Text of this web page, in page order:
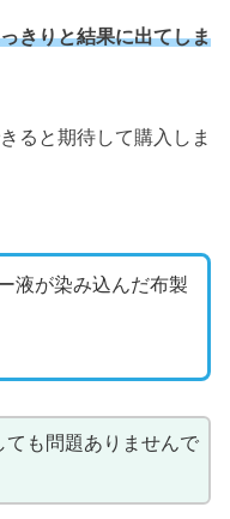
きりと結果に出てしま
ると期待して購入しま
液が染み込んだ布製
ても問題ありませんで